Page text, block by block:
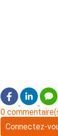
0
Connectez-